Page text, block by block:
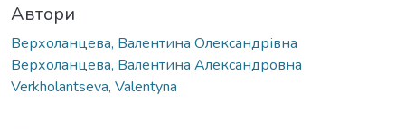
Автори
Верхоланцева, Валентина Олександрівна
Верхоланцева, Валентина Александровна
Verkholantseva, Valentyna